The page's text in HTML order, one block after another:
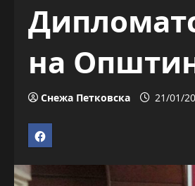
на
Снежа Петковска 21/01/